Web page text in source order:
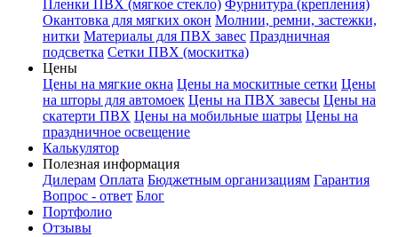
Пленки ПВХ (мягкое стекло) Фурнитура (крепления)
Окантовка для мягких окон Молнии, ремни, застежки,
нитки Материалы для ПВХ завес Праздничная
подсветка Сетки ПВХ (москитка)
Цены
Цены на мягкие окна Цены на москитные сетки Цены
на шторы для автомоек Цены на ПВХ завесы Цены на
скатерти ПВХ Цены на мобильные шатры Цены на
праздничное освещение
Калькулятор
Полезная информация
Дилерам Оплата Бюджетным организациям Гарантия
Вопрос - ответ Блог
Портфолио
Отзывы